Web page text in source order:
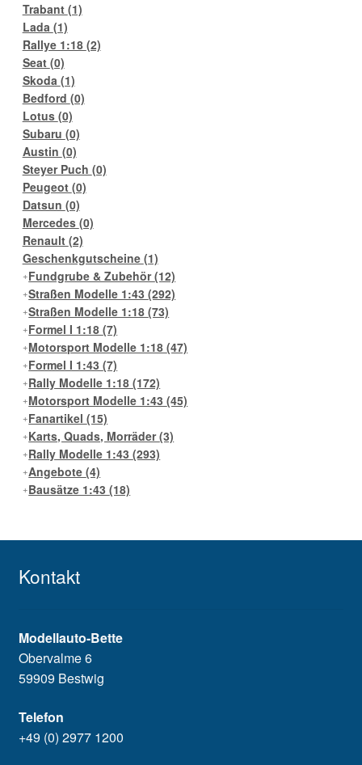
Trabant (1)
Lada (1)
Rallye 1:18 (2)
Seat (0)
Skoda (1)
Bedford (0)
Lotus (0)
Subaru (0)
Austin (0)
Steyer Puch (0)
Peugeot (0)
Datsun (0)
Mercedes (0)
Renault (2)
Geschenkgutscheine (1)
Fundgrube & Zubehör(12)
Straßen Modelle 1:43(292)
Straßen Modelle 1:18(73)
Formel I 1:18(7)
Motorsport Modelle 1:18(47)
Formel I 1:43(7)
Rally Modelle 1:18(172)
Motorsport Modelle 1:43(45)
Fanartikel(15)
Karts, Quads, Morräder(3)
Rally Modelle 1:43(293)
Angebote(4)
Bausätze 1:43(18)
Kontakt
Modellauto-Bette
Obervalme 6
59909 Bestwig
Telefon
+49 (0) 2977 1200